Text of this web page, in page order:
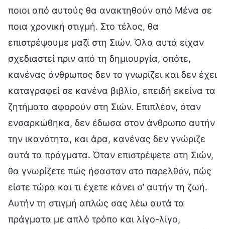
ποιοι από αυτούς θα ανακτηθούν από Μένα σε
ποια χρονική στιγμή. Στο τέλος, θα
επιστρέψουμε μαζί στη Σιών. Όλα αυτά είχαν
σχεδιαστεί πριν από τη δημιουργία, οπότε,
κανένας άνθρωπος δεν το γνωρίζει και δεν έχει
καταγραφεί σε κανένα βιβλίο, επειδή εκείνα τα
ζητήματα αφορούν στη Σιών. Επιπλέον, όταν
ενσαρκώθηκα, δεν έδωσα στον άνθρωπο αυτήν
την ικανότητα, και άρα, κανένας δεν γνώριζε
αυτά τα πράγματα. Όταν επιστρέψετε στη Σιών,
θα γνωρίζετε πώς ήσασταν στο παρελθόν, πώς
είστε τώρα και τι έχετε κάνει σ’ αυτήν τη ζωή.
Αυτήν τη στιγμή απλώς σας λέω αυτά τα
πράγματα με απλό τρόπο και λίγο-λίγο,